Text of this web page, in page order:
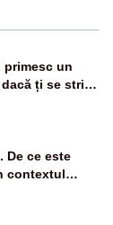
primesc un
ți se strică
De ce este
contextul